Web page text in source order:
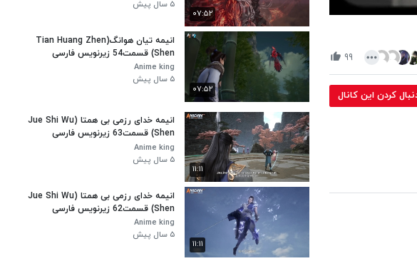
۹۹
کردن این کانال
۰۷:۵۲
۵ سال پیش
۰۷:۵۲
انیمه تیان هوانگ(Tian Huang Zhen
Shen) قسمت54 زیرنویس فارسی
Anime king
۵ سال پیش
۱۱:۱۱
انیمه خدای رزمی بی همتا (Jue Shi Wu
Shen) قسمت63 زیرنویس فارسی
Anime king
۵ سال پیش
۱۱:۱۱
انیمه خدای رزمی بی همتا (Jue Shi Wu
Shen) قسمت62 زیرنویس فارسی
Anime king
۵ سال پیش